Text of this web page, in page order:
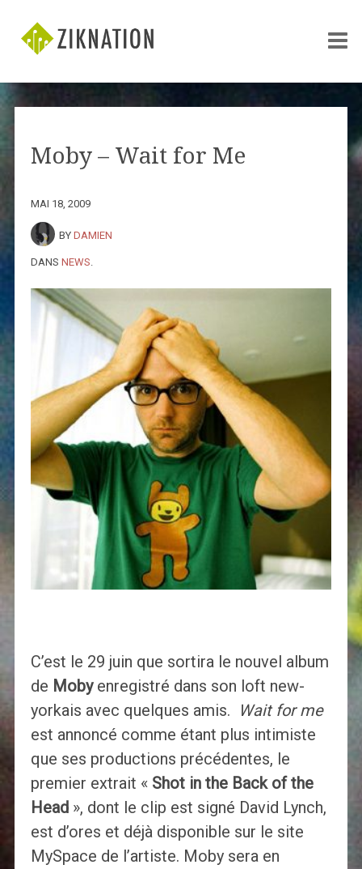
Moby – Wait for Me
MAI 18, 2009
BY DAMIEN
DANS NEWS
C’est le 29 juin que sortira le nouvel album
de Mobyenregistré dans son loft new-
yorkais avec quelques amis.
Wait for me
est annoncé comme étant plus intimiste
que ses productions précédentes, le
premier extrait « Shot in the Back of the
Head», dont le clip est signé David Lynch,
est d’ores et déjà disponible sur le site
MySpace de l’artiste. Moby sera en